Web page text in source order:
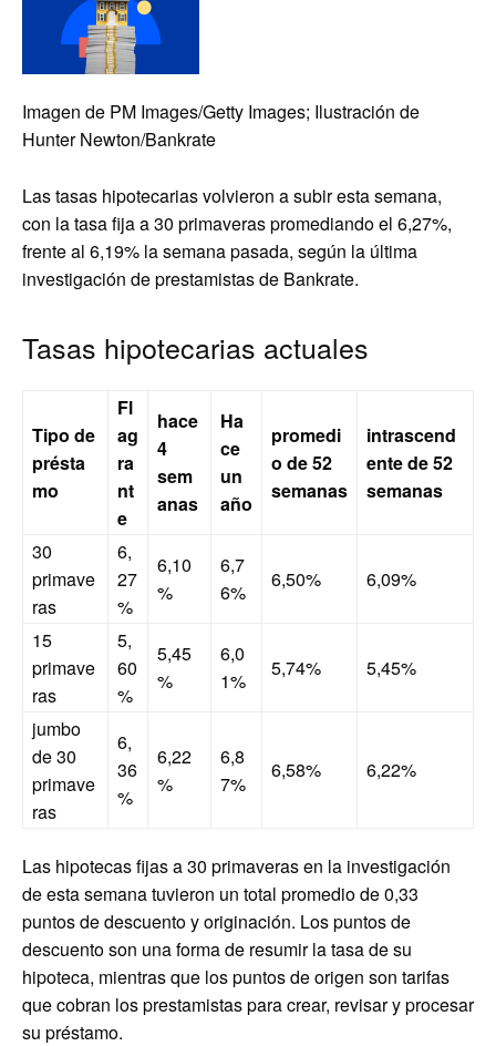
Imagen de PM Images/Getty Images; Ilustración de
Hunter Newton/Bankrate
Las tasas hipotecarias volvieron a subir esta semana,
con la tasa fija a 30 primaveras promediando el 6,27%,
frente al 6,19% la semana pasada, según la última
investigación de prestamistas de Bankrate.
Tasas hipotecarias actuales
Tipo de
présta
mo
Fl
ag
ra
nt
e
hace
4
sem
anas
Ha
ce
un
año
promedi
o de 52
semanas
intrascend
ente de 52
semanas
30
primave
ras
6,
27
%
6,10
%
6,7
6%
6,50% 6,09%
15
primave
ras
5,
60
%
5,45
%
6,0
1%
5,74% 5,45%
jumbo
de 30
primave
ras
6,
36
%
6,22
%
6,8
7%
6,58% 6,22%
Las hipotecas fijas a 30 primaveras en la investigación
de esta semana tuvieron un total promedio de 0,33
puntos de descuento y originación. Los puntos de
descuento son una forma de resumir la tasa de su
hipoteca, mientras que los puntos de origen son tarifas
que cobran los prestamistas para crear, revisar y procesar
su préstamo.